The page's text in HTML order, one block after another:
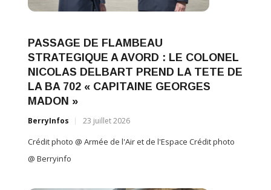
PASSAGE DE FLAMBEAU
STRATEGIQUE A AVORD : LE COLONEL
NICOLAS DELBART PREND LA TETE DE
LA BA 702 « CAPITAINE GEORGES
MADON »
BerryInfos 23 juillet 2026
Crédit photo @ Armée de l'Air et de l'Espace Crédit photo
@ Berryinfo